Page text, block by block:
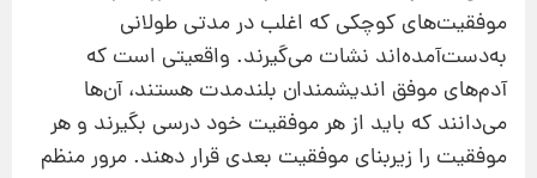
موفقیت‌های کوچکی که اغلب در مدتی طولانی
به‌دست‌آمده‌اند نشات می‌گیرند. واقعیتی است که
آدم‌های موفق اندیشمندان بلندمدت هستند، آن‌ها
می‌دانند که باید از هر موفقیت خود درسی بگیرند و هر
موفقیت را زیربنای موفقیت بعدی قرار دهند. مرور منظم